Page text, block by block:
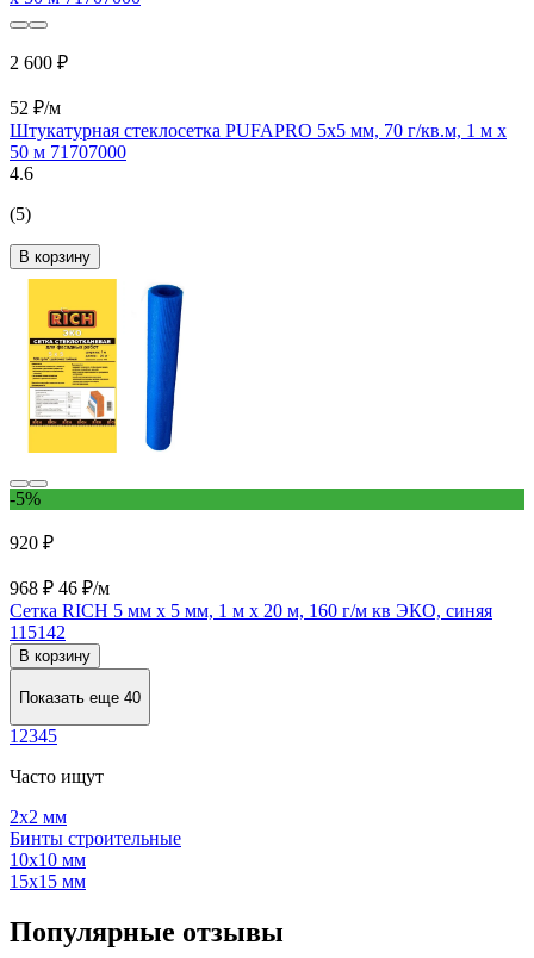
2 600 ₽
52 ₽/м
Штукатурная стеклосетка PUFAPRO 5х5 мм, 70 г/кв.м, 1 м х
50 м 71707000
4.6
(5)
В корзину
-5%
920 ₽
968 ₽ 46 ₽/м
Сетка RICH 5 мм х 5 мм, 1 м х 20 м, 160 г/м кв ЭКО, синяя
115142
В корзину
Показать еще 40
1 2345
Часто ищут
2х2 мм
Бинты строительные
10х10 мм
15х15 мм
Популярные отзывы